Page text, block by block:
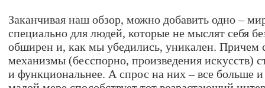
Заканчивая наш обзор, можно добавить одно –
специально для людей, которые не мыслят себя
обширен и, как мы убедились, уникален. Причем
механизмы (бесспорно, произведения искусств)
и функциональнее. А спрос на них – все больше